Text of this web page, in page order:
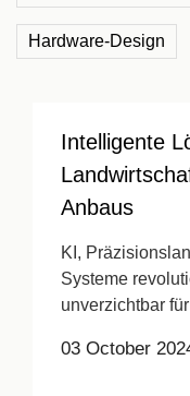
Hardware-Design
Intelligente
Anbaus
KI,
Systeme
unverzichtbar
03 October